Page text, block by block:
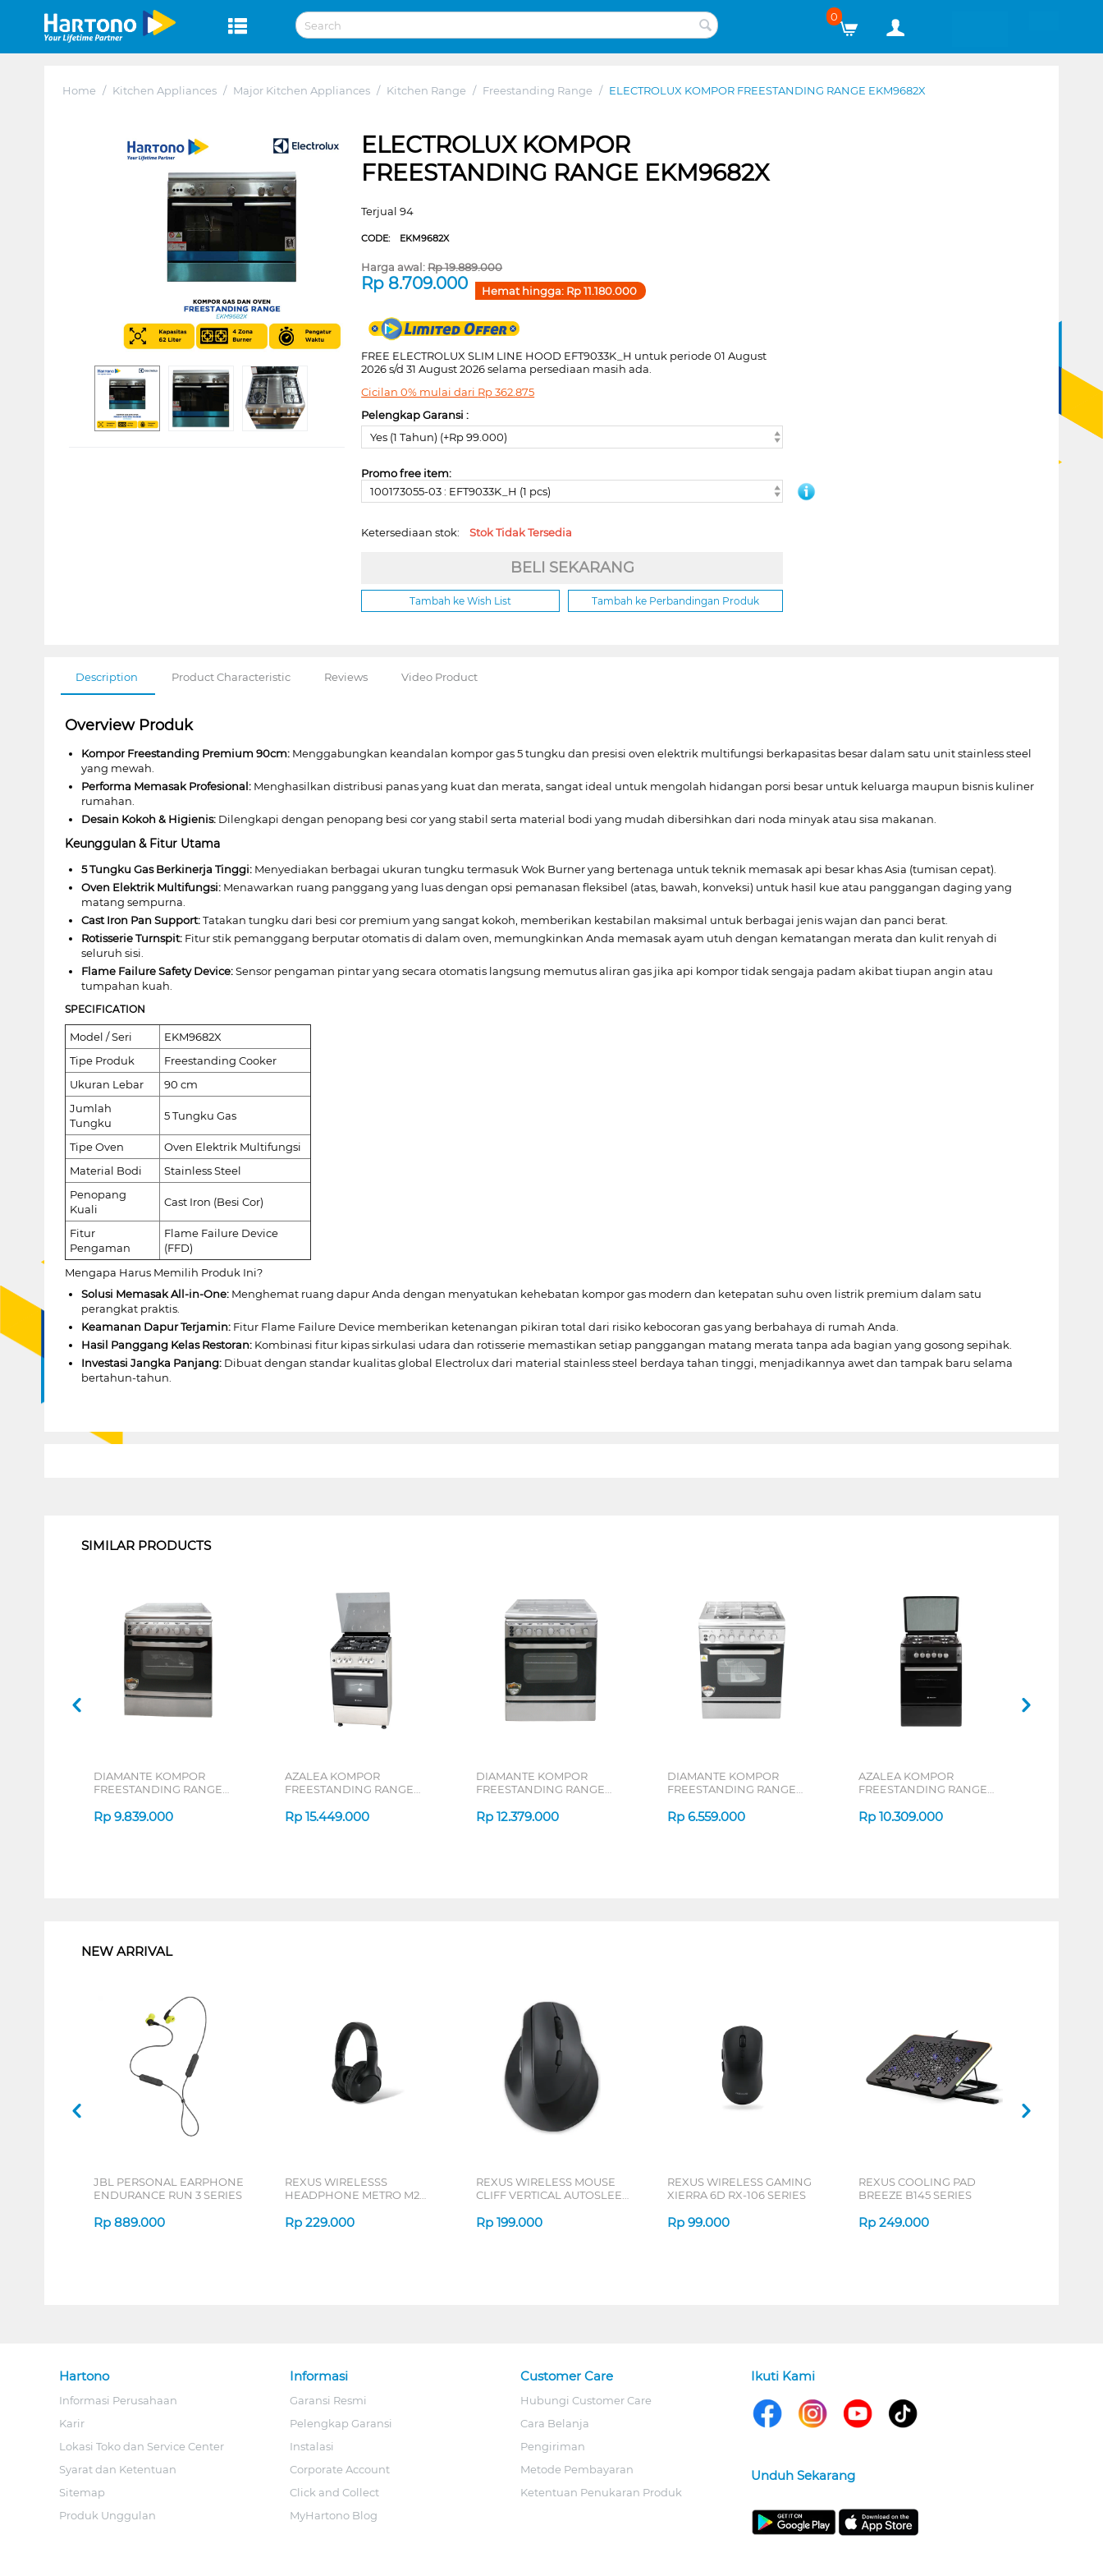
0
Home / Kitchen Appliances / Major Kitchen Appliances / Kitchen Range / Freestanding Range / ELECTROLUX KOMPOR FREESTANDING RANGE EKM9682X
ELECTROLUX KOMPOR
FREESTANDING RANGE EKM9682X
Terjual 94
CODE: EKM9682X
Harga awal:Rp19.889.000
Rp 8.709.000 Hemat hingga: Rp11.180.000
FREE ELECTROLUX SLIM LINE HOOD EFT9033K_H untuk periode 01 August
2026 s/d 31 August 2026 selama persediaan masih ada.
Cicilan 0% mulai dari Rp362.875
Pelengkap Garansi :
Yes (1 Tahun) (+Rp 99.000)
Promo free item:
100173055-03 : EFT9033K_H (1 pcs)
Ketersediaan stok:Stok Tidak Tersedia
BELI SEKARANG
Tambah ke Wish List Tambah ke Perbandingan Produk
Description Product Characteristic Reviews Video Product
Overview Produk
Kompor Freestanding Premium 90cm:Menggabungkan keandalan kompor gas 5 tungku dan presisi oven elektrik multifungsi berkapasitas besar dalam satu unit stainless steel
yang mewah.
Performa Memasak Profesional:Menghasilkan distribusi panas yang kuat dan merata, sangat ideal untuk mengolah hidangan porsi besar untuk keluarga maupun bisnis kuliner
rumahan.
Desain Kokoh & Higienis:Dilengkapi dengan penopang besi cor yang stabil serta material bodi yang mudah dibersihkan dari noda minyak atau sisa makanan.
Keunggulan & Fitur Utama
5 Tungku Gas Berkinerja Tinggi:Menyediakan berbagai ukuran tungku termasuk Wok Burner yang bertenaga untuk teknik memasak api besar khas Asia (tumisan cepat).
Oven Elektrik Multifungsi:Menawarkan ruang panggang yang luas dengan opsi pemanasan fleksibel (atas, bawah, konveksi) untuk hasil kue atau panggangan daging yang
matang sempurna.
Cast Iron Pan Support:Tatakan tungku dari besi cor premium yang sangat kokoh, memberikan kestabilan maksimal untuk berbagai jenis wajan dan panci berat.
Rotisserie Turnspit:Fitur stik pemanggang berputar otomatis di dalam oven, memungkinkan Anda memasak ayam utuh dengan kematangan merata dan kulit renyah di
seluruh sisi.
Flame Failure Safety Device:Sensor pengaman pintar yang secara otomatis langsung memutus aliran gas jika api kompor tidak sengaja padam akibat tiupan angin atau
tumpahan kuah.
SPECIFICATION
Model / Seri
EKM9682X
Tipe Produk
Freestanding Cooker
Ukuran Lebar
90 cm
Jumlah
Tungku
5 Tungku Gas
Tipe Oven
Oven Elektrik Multifungsi
Material Bodi
Stainless Steel
Penopang
Kuali
Cast Iron (Besi Cor)
Fitur
Pengaman
Flame Failure Device
(FFD)
Mengapa Harus Memilih Produk Ini?
Solusi Memasak All-in-One:Menghemat ruang dapur Anda dengan menyatukan kehebatan kompor gas modern dan ketepatan suhu oven listrik premium dalam satu
perangkat praktis.
Keamanan Dapur Terjamin:Fitur Flame Failure Device memberikan ketenangan pikiran total dari risiko kebocoran gas yang berbahaya di rumah Anda.
Hasil Panggang Kelas Restoran:Kombinasi fitur kipas sirkulasi udara dan rotisserie memastikan setiap panggangan matang merata tanpa ada bagian yang gosong sepihak.
Investasi Jangka Panjang:Dibuat dengan standar kualitas global Electrolux dari material stainless steel berdaya tahan tinggi, menjadikannya awet dan tampak baru selama
bertahun-tahun.
SIMILAR PRODUCTS
DIAMANTE KOMPOR
FREESTANDING RANGE
Rp 9.839.000
AZALEA KOMPOR
FREESTANDING RANGE
Rp 15.449.000
DIAMANTE KOMPOR
FREESTANDING RANGE
Rp 12.379.000
DIAMANTE KOMPOR
FREESTANDING RANGE
Rp 6.559.000
AZALEA KOMPOR
FREESTANDING RANGE
Rp 10.309.000
NEW ARRIVAL
JBL PERSONAL EARPHONE
ENDURANCE RUN 3 SERIES
Rp 889.000
REXUS WIRELESSS
HEADPHONE METRO M2
Rp 229.000
REXUS WIRELESS MOUSE
CLIFF VERTICAL AUTOSLEEP
Rp 199.000
REXUS WIRELESS GAMING
XIERRA 6D RX-106 SERIES
Rp 99.000
REXUS COOLING PAD
BREEZE B145 SERIES
Rp 249.000
Hartono
Informasi Perusahaan
Karir
Lokasi Toko dan Service Center
Syarat dan Ketentuan
Sitemap
Produk Unggulan
Informasi
Garansi Resmi
Pelengkap Garansi
Instalasi
Corporate Account
Click and Collect
MyHartono Blog
Customer Care
Hubungi Customer Care
Cara Belanja
Pengiriman
Metode Pembayaran
Ketentuan Penukaran Produk
Ikuti Kami
Unduh Sekarang